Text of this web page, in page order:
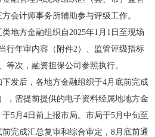
会计师事务所辅助参与评级工作。
地方金融组织自2025年1月1日至现场
行年审内容（附件2）、监管评级指标
等次，融资担保公司参照执行。
下发后，各地方金融组织于4月底前完成
，需提前提供的电子资料经属地地方金
5月4日前上报市局。市局于5月中旬至
完成汇总复审和综合审定，8月底前通